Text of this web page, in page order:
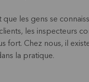
que les gens se
les inspecteurs
fort. Chez nous, il
la pratique.